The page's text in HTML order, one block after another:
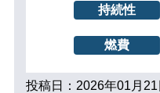
持続性
燃費
投稿日：2026年01月21